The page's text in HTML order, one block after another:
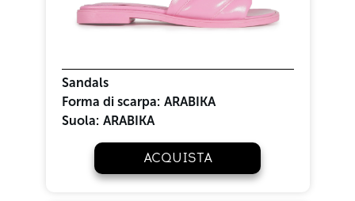
Sandals
Forma di scarpa: ARABIKA
Suola: ARABIKA
ACQUISTA